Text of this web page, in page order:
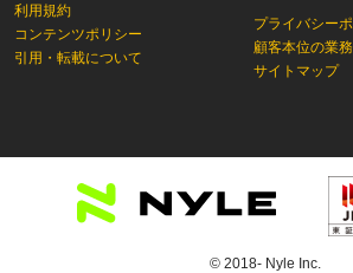
利用規約
コンテンツポリシー
引用・転載について
プライバシー
顧客本位の業
サイトマップ
© 2018- Nyle Inc.